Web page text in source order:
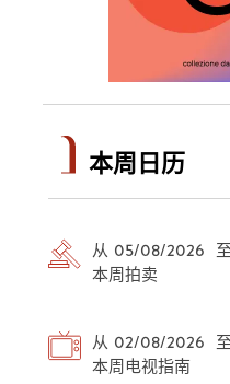
本周日历
从 05/08/2026
本周拍卖
从 02/08/2026
本周电视指南